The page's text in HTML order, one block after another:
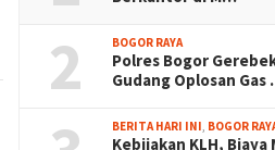
2 BOGOR RAYA
Polres Bogor
Gudang Oplosan Gas
BERITA HARI INI, BOGOR
Kebijakan KLH, Biaya